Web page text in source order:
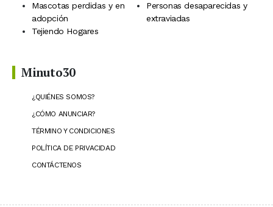
Mascotas perdidas y en
adopción
Personas desaparecidas y
extraviadas
Tejiendo Hogares
Minuto30
¿QUIÉNES SOMOS?
¿CÓMO ANUNCIAR?
TÉRMINO Y CONDICIONES
POLÍTICA DE PRIVACIDAD
CONTÁCTENOS